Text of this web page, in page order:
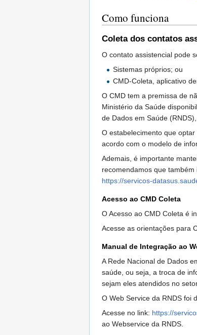
Como funciona
Coleta dos contatos
O contato assistencial pode
Sistemas próprios; ou
CMD-Coleta, aplicativo
O CMD tem a premissa de
Ministério da Saúde
de Dados em Saúde
O estabelecimento que
acordo com o modelo de
Ademais, é importante
recomendamos que
https://servicos-
Acesso ao CMD Coleta
O Acesso ao CMD Coleta é
Acesse as orientações para
Manual de Integração ao
A Rede Nacional de Dados
saúde, ou seja, a troca de
sejam eles atendidos no
O Web Service da RNDS foi
Acesse no link: https://
ao Webservice da RNDS.